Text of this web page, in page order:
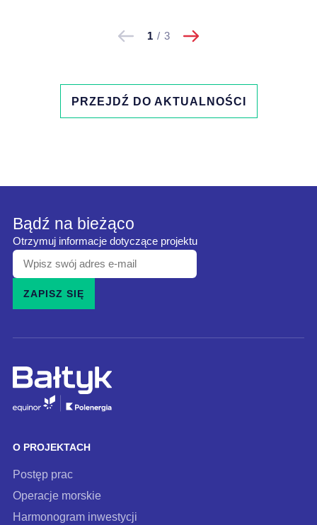
Pokaż 1 / 3
Pokaż
PRZEJDŹ DO AKTUALNOŚCI
Bądź na bieżąco
Otrzymuj informacje dotyczące projektu
Wpisz
swój
adres
mail
zapisz
ZAPISZ SIĘ
O PROJEKTACH
Postęp prac
Operacje morskie
Harmonogram inwestycji